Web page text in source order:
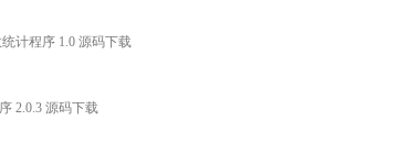
计程序 1.0 源码下载
2.0.3 源码下载